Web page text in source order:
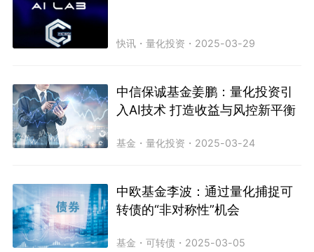
快讯 ・量化投资 ・ 2025-03-29
中信保诚基金姜鹏：量化投资引
入AI技术 打造收益与风控新平衡
基金 ・量化投资 ・ 2025-03-24
中欧基金李波：通过量化捕捉可
转债的“非对称性”机会​
基金 ・可转债 ・ 2025-03-05